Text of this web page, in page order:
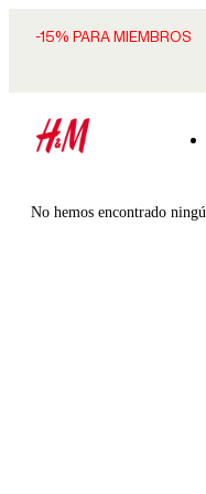
-15% PARA MIEMBROS
No hemos encontrado